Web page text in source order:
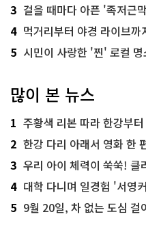
3 걸을 때마다 아픈 '족저근막염
4 먹거리부터 야경 라이브
5 시민이 사랑한 '찐' 로컬 명
많이 본 뉴스
1 주황색 리본 따라 한강부터 메타
2 한강 다리 아래서 영화 한
3 우리 아이 체력이 쑥쑥! 클
4 대학 다니며 일경험 '서영
5 9월 20일, 차 없는 도심 걸어